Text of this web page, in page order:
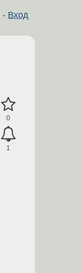
- Вход
0
1